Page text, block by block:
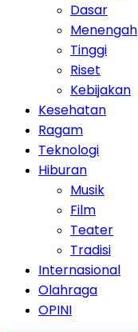
Dasar
Menengah
Tinggi
Riset
Kebijakan
Kesehatan
Ragam
Teknologi
Hiburan
Musik
Film
Teater
Tradisi
Internasional
Olahraga
OPINI